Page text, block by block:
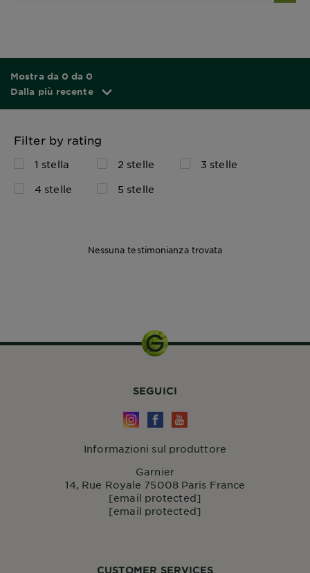
Mostra da 0 da 0
Dalla più recente
Filter by rating
1 stella 2 stelle
3 stelle
4 stelle
5 stelle
Nessuna testimonianza trovata
CUSTOMER SERVICES
SEGUICI
Informazioni sul produttore
Garnier
14, Rue Royale 75008 Paris France
[email protected]
[email protected]